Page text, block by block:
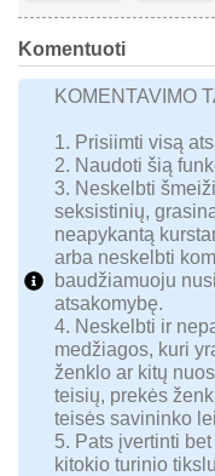
Komentuoti
KOMENTAVIMO
1. Prisiimti visą
2. Naudoti šią
3. Neskelbti
seksistinių,
neapykantą
arba neskelbti
baudžiamuoju
atsakomybę.
4. Neskelbti ir
medžiagos, kuri
ženklo ar kitų
teisių, prekės
teisės savininko
5. Pats įvertinti
kitokio turinio